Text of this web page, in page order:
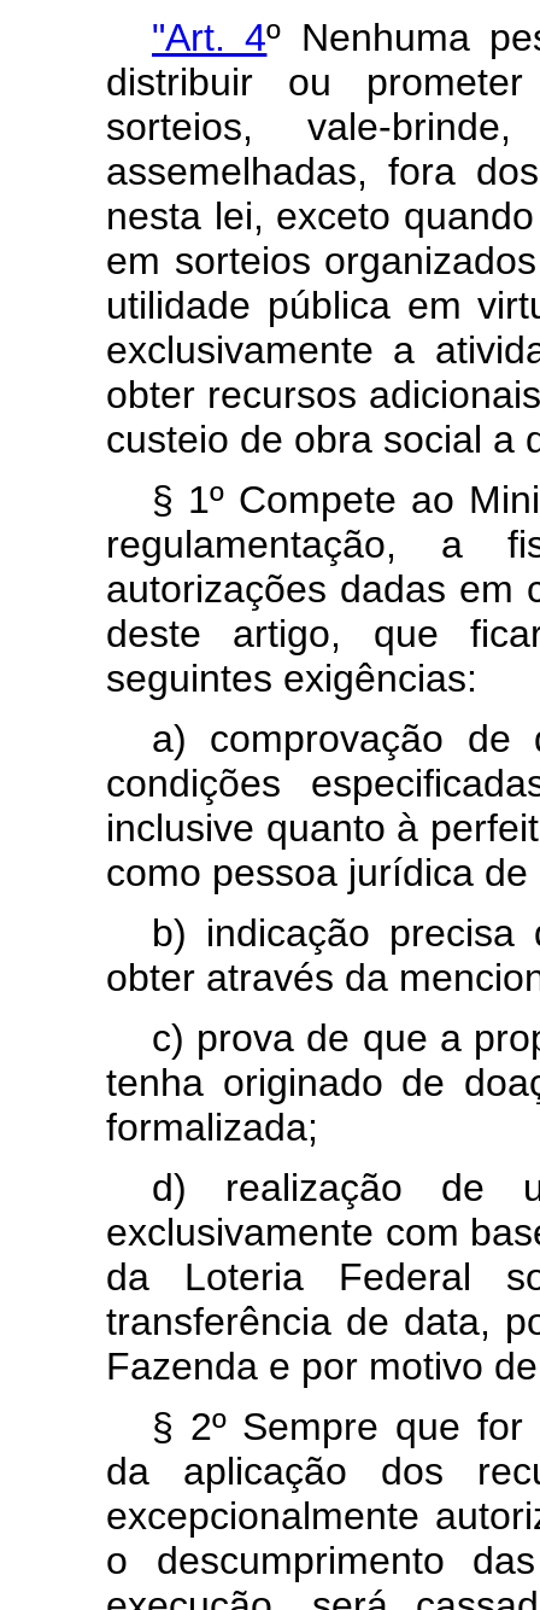
"Art. 4º Nenhuma
distribuir ou
sorteios, vale-
assemelhadas, fora
nesta lei, exceto
em sorteios
utilidade pública em
exclusivamente a
obter recursos
custeio de obra social a
§ 1º Compete ao
regulamentação, a
autorizações dadas em
deste artigo, que
seguintes exigências:
a) comprovação de
condições
inclusive quanto à
como pessoa jurídica de
b) indicação precisa
obter através da
c) prova de que a
tenha originado de
formalizada;
d) realização de
exclusivamente com
da Loteria Federal
transferência de data,
Fazenda e por motivo
§ 2º Sempre que for
da aplicação dos
excepcionalmente
o descumprimento